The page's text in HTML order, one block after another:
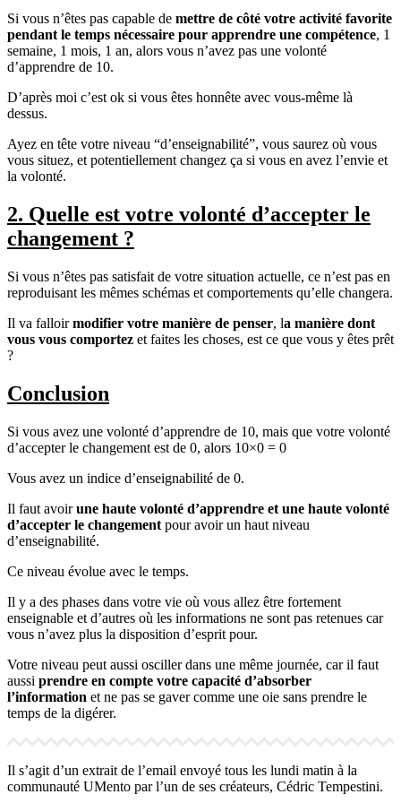
Si vous n’êtes pas capable de mettre de côté votre activité favorite
pendant le temps nécessaire pour apprendre une compétence, 1
semaine, 1 mois, 1 an, alors vous n’avez pas une volonté
d’apprendre de 10.
D’après moi c’est ok si vous êtes honnête avec vous-même là
dessus.
Ayez en tête votre niveau “d’enseignabilité”, vous saurez où vous
vous situez, et potentiellement changez ça si vous en avez l’envie et
la volonté.
2. Quelle est votre volonté d’accepter le
changement ?
Si vous n’êtes pas satisfait de votre situation actuelle, ce n’est pas en
reproduisant les mêmes schémas et comportements qu’elle changera.
Il va falloirmodifier votre manière de penser, la manière dont
vous vous comportez et faites les choses, est ce que vous y êtes prêt
?
Conclusion
Si vous avez une volonté d’apprendre de 10, mais que votre volonté
d’accepter le changement est de 0, alors 10×0 = 0
Vous avez un indice d’enseignabilité de 0.
Il faut avoirune haute volonté d’apprendre et une haute volonté
d’accepter le changement pour avoir un haut niveau
d’enseignabilité.
Ce niveau évolue avec le temps.
Il y a des phases dans votre vie où vous allez être fortement
enseignable et d’autres où les informations ne sont pas retenues car
vous n’avez plus la disposition d’esprit pour.
Votre niveau peut aussi osciller dans une même journée, car il faut
aussi prendre en compte votre capacité d’absorber
l’information et ne pas se gaver comme une oie sans prendre le
temps de la digérer.
Il s’agit d’un extrait de l’email envoyé tous les lundi matin à la
communauté UMento par l’un de ses créateurs, Cédric Tempestini.